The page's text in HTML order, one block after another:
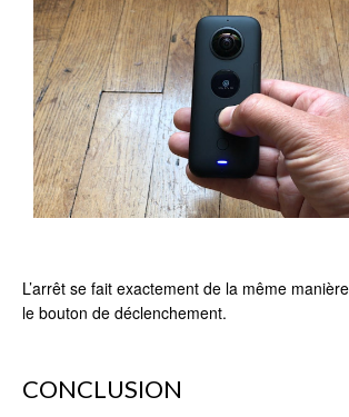
L’arrêt se fait exactement de la même
le bouton de déclenchement.
CONCLUSION